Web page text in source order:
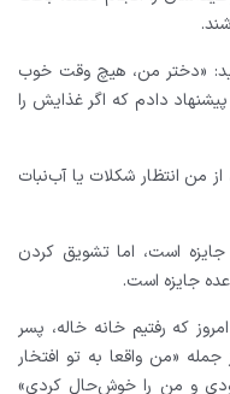
«دختر من، هیچ وقت خوب
دادم که اگر غذایش را
من انتظار شکلات یا آب‌نبات
است، اما تشویق کردن
جایزه است.
که رفتیم خانه خاله، پسر
«من واقعا به تو افتخار
و من را خوش‌حال کردی»